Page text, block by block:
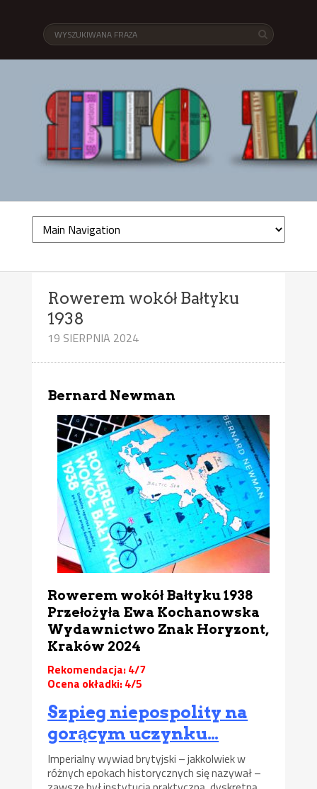
Rowerem wokół Bałtyku
1938
19 SIERPNIA 2024
Bernard Newman
Rowerem wokół Bałtyku 1938
Przełożyła Ewa Kochanowska
Wydawnictwo Znak Horyzont,
Kraków 2024
Rekomendacja: 4/7
Ocena okładki: 4/5
Szpieg niepospolity na
gorącym uczynku…
Imperialny wywiad brytyjski – jakkolwiek w
różnych epokach historycznych się nazywał –